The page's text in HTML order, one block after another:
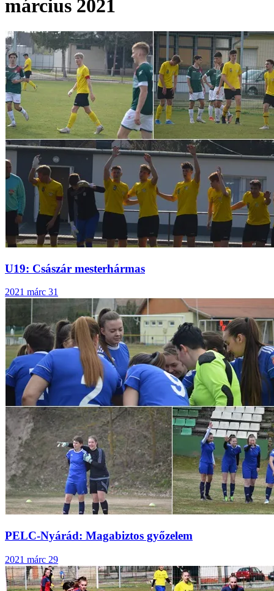
március 2021
U19: Császár mesterhármas
2021 márc 31
PELC-Nyárád: Magabiztos győzelem
2021 márc 29